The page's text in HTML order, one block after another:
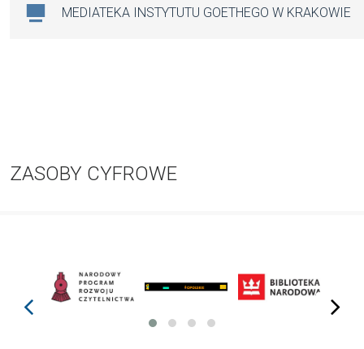
MEDIATEKA INSTYTUTU GOETHEGO W KRAKOWIE
ZASOBY CYFROWE
prev next